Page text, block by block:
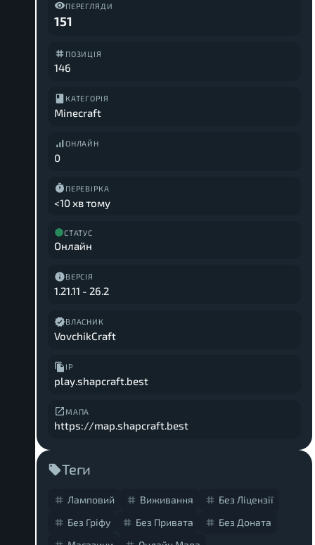
ПЕРЕГЛЯДИ
151
ПОЗИЦІЯ
146
КАТЕГОРІЯ
Minecraft
ОНЛАЙН
0
ПЕРЕВІРКА
<10 хв тому
СТАТУС
Онлайн
ВЕРСІЯ
1.21.11 - 26.2
ВЛАСНИК
VovchikCraft
IP
play.shapcraft.best
МАПА
https://map.shapcraft.best
Теги
Ламповий Виживання
Без Ліцензії
Без Гріфу
Без Привата
Без Доната